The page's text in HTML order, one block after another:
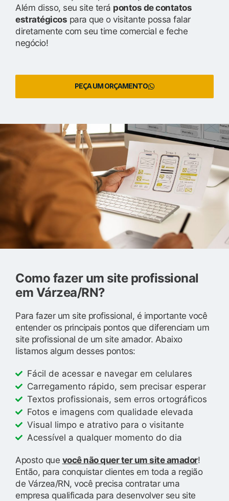
Além disso, seu site terá pontos de contatos
estratégicos para que o visitante possa falar
diretamente com seu time comercial e feche
negócio!
PEÇA UM ORÇAMENTO
Como fazer um site profissional
em Várzea/RN?
Para fazer um site profissional, é importante você
entender os principais pontos que diferenciam um
site profissional de um site amador. Abaixo
listamos algum desses pontos:
Fácil de acessar e navegar em celulares
Carregamento rápido, sem precisar esperar
Textos profissionais, sem erros ortográficos
Fotos e imagens com qualidade elevada
Visual limpo e atrativo para o visitante
Acessível a qualquer momento do dia
Aposto que você não quer ter um site amador!
Então, para conquistar clientes em toda a região
de Várzea/RN, você precisa contratar uma
empresa qualificada para desenvolver seu site